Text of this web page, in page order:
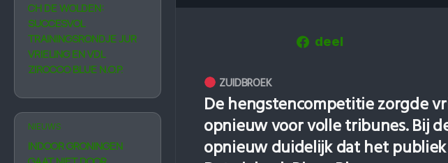
CH DE WOLDEN:
SUCCESVOL
TRAININGSRONDJE JUR
VRIELING EN VDL
ZIROCCO BLUE N.O.P.
NIEUWS
INDOOR GRONINGEN
deel
ZUIDBROEK
De hengstencompetitie zorgde
opnieuw voor volle tribunes. Bij
opnieuw duidelijk dat het